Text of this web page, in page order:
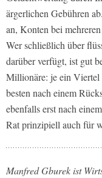
ärgerlichen Gebühren
an, Konten bei
Wer schließlich über
darüber verfügt, ist gut
Millionäre: je ein
besten nach einem
ebenfalls erst nach
Rat prinzipiell auch für
Manfred Gburek ist